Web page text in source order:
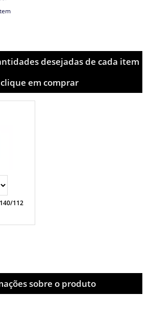
desejadas de cada item
em comprar
112
sobre o produto